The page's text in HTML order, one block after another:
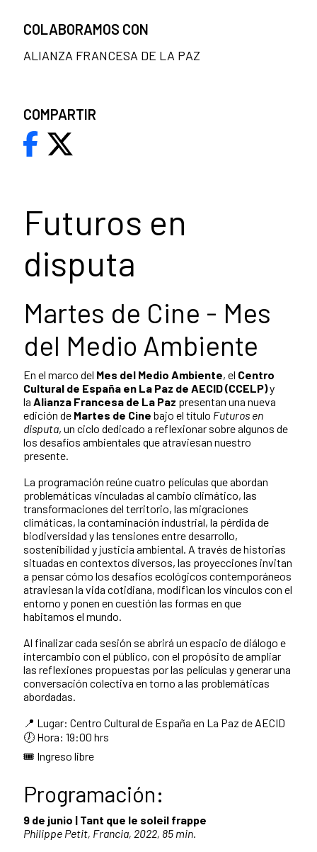
Futuros en
disputa
Martes de Cine - Mes
del Medio Ambiente
En el marco del Mes del Medio Ambiente, el Centro
Cultural de España en La Paz de AECID (CCELP)y
la Alianza Francesa de La Paz presentan una nueva
edición de Martes de Cine bajo el título Futuros en
disputa, un ciclo dedicado a reflexionar sobre algunos de
los desafíos ambientales que atraviesan nuestro
presente.
La programación reúne cuatro películas que abordan
problemáticas vinculadas al cambio climático, las
transformaciones del territorio, las migraciones
climáticas, la contaminación industrial, la pérdida de
biodiversidad y las tensiones entre desarrollo,
sostenibilidad y justicia ambiental. A través de historias
situadas en contextos diversos, las proyecciones invitan
a pensar cómo los desafíos ecológicos contemporáneos
atraviesan la vida cotidiana, modifican los vínculos con el
entorno y ponen en cuestión las formas en que
habitamos el mundo.
Al finalizar cada sesión se abrirá un espacio de diálogo e
intercambio con el público, con el propósito de ampliar
las reflexiones propuestas por las películas y generar una
conversación colectiva en torno a las problemáticas
abordadas.
📍 Lugar: Centro Cultural de España en La Paz de AECID
🕖 Hora: 19:00 hrs
🎟️ Ingreso libre
Programación:
9 de junio | Tant que le soleil frappe
Philippe Petit, Francia, 2022, 85 min.
COLABORAMOS CON
ALIANZA FRANCESA DE LA PAZ
COMPARTIR